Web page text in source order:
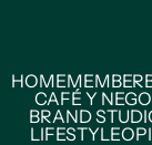
HOMEMEMBER
CAFÉ Y
BRAND
LIFESTYLE